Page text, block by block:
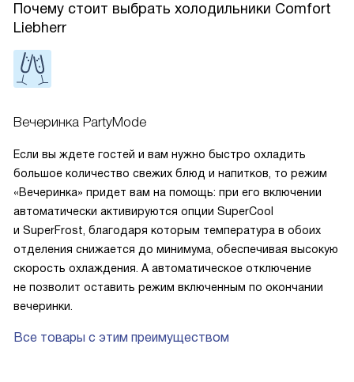
Почему стоит выбрать холодильники Comfort
Liebherr
Вечеринка PartyMode
Если вы ждете гостей и вам нужно быстро охладить
большое количество свежих блюд и напитков, то режим
«Вечеринка» придет вам на помощь: при его включении
автоматически активируются опции SuperCool
и SuperFrost, благодаря которым температура в обоих
отделения снижается до минимума, обеспечивая высокую
скорость охлаждения. А автоматическое отключение
не позволит оставить режим включенным по окончании
вечеринки.
Все товары с этим преимуществом